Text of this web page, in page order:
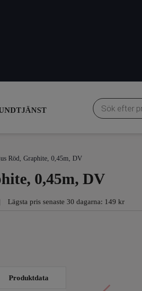
Produktsökning
Röd, Graphite, 0,45m, DV
0,45m, DV
Lägsta pris senaste 30 dagarna: 149 kr
Produktdata